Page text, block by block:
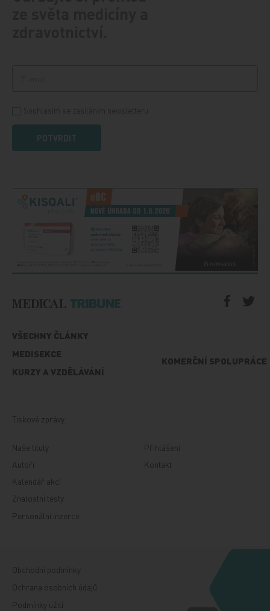
POTVRDIT
VŠECHNY ČLÁNKY
MEDISEKCE
KURZY A VZDĚLÁVÁNÍ
KOMERČNÍ SPOLUPRÁCE
Tiskové zprávy
Naše tituly
Autoři
Kalendář akcí
Znalostní testy
Personální inzerce
Přihlášení
Kontakt
Obchodní podmínky
Ochrana osobních údajů
Podmínky užití